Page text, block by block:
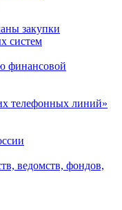
закупки
систем
финансовой
телефонных линий»
ведомств, фондов,